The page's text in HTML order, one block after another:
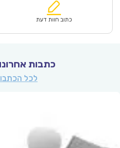
₪61.00.
הוא:
כתוב חוות דעת
כתבות
לכל